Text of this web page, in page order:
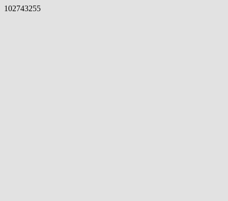
102743255